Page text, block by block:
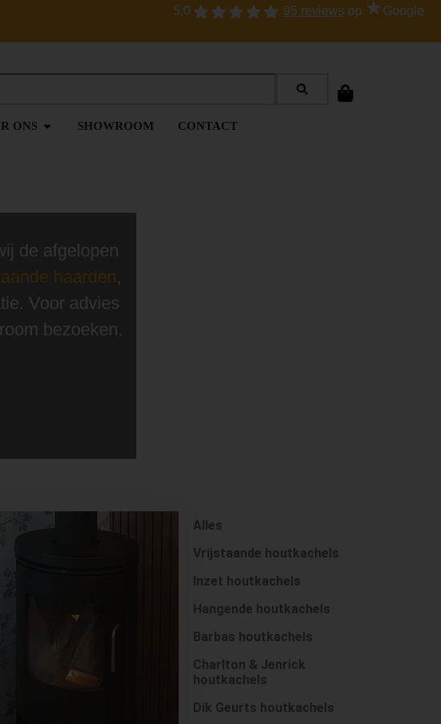
5.0 95 reviews op ★ Google
ONS SHOWROOM CONTACT
5.0 95 reviews op ★ Google
de afgelopen
haarden,
Voor advies
bezoeken.
Barbas houtkachels
Charlton & Jenrick
houtkachels
Dik Geurts houtkachels
Hangende houtkachels
Inzet houtkachels
Vrijstaande houtkachels
Alles